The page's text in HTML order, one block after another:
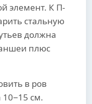
элемент. К П-
стальную
должна
плюс
в ров
10−15 см.